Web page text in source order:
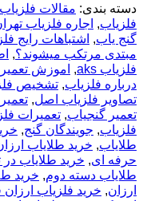
دسته بندی: مقالات فلزیاب
فلزیاب, اجاره فلزیاب
گنج یاب, اشتباهات رایج
مبتدی مرتکب میشوند؟,
فلزیاب aks
, اموزش
درباره فلزیاب, تشخیص
تصاویر فلزیاب اصل,
تعمیر گنجیاب, تعمیرات
فلزیاب, جویندگان گنج,
طلایاب, خرید طلایاب
حرفه ای, خرید طلایاب در
طلایاب دسته دوم, خرید
ارزان, خرید فلزیاب